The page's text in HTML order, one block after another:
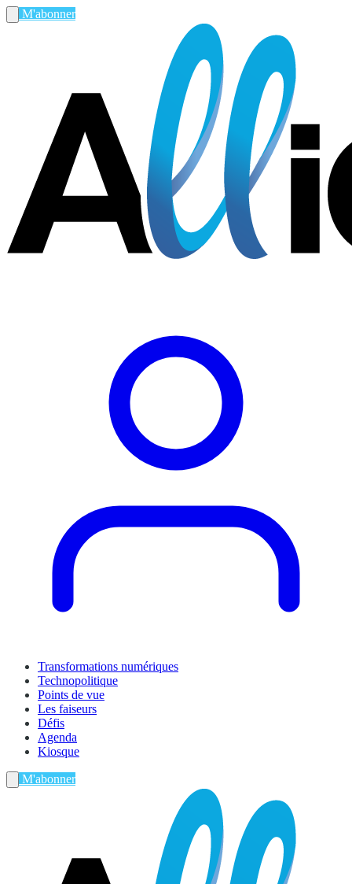
M'abonner
Transformations numériques
Technopolitique
Points de vue
Les faiseurs
Défis
Agenda
Kiosque
M'abonner